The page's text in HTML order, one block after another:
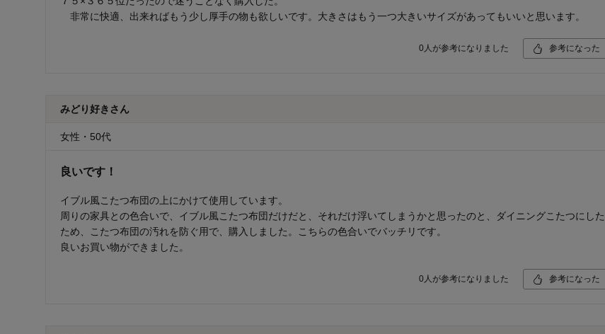
非常に快適、出来ればもう少し厚手の物も欲しいです。大きさはもう一つ大きいサイズがあってもいいと思います。
0 人が参考になりました 参考になった
みどり好きさん
女性・50代
良いです！
イブル風こたつ布団の上にかけて使用しています。
周りの家具との色合いで、イブル風こたつ布団だけだと、それだけ浮いてしまうかと思ったのと、ダイニングこたつにした
ため、こたつ布団の汚れを防ぐ用で、購入しました。こちらの色合いでバッチリです。
良いお買い物ができました。
0 人が参考になりました 参考になった